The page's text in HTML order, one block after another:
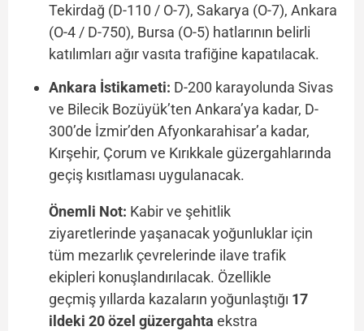
Tekirdağ (D-110 / O-7), Sakarya (O-7), Ankara
(O-4 / D-750), Bursa (O-5) hatlarının belirli
katılımları ağır vasıta trafiğine kapatılacak.
Ankara İstikameti: D-200 karayolunda Sivas
ve Bilecik Bozüyük’ten Ankara’ya kadar, D-
300’de İzmir’den Afyonkarahisar’a kadar,
Kırşehir, Çorum ve Kırıkkale güzergahlarında
geçiş kısıtlaması uygulanacak.
Önemli Not: Kabir ve şehitlik
ziyaretlerinde yaşanacak yoğunluklar için
tüm mezarlık çevrelerinde ilave trafik
ekipleri konuşlandırılacak. Özellikle
geçmiş yıllarda kazaların yoğunlaştığı 17
ildeki 20 özel güzergahta ekstra